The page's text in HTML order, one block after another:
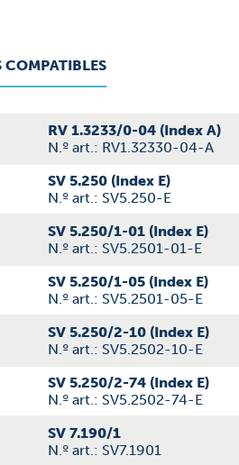
COMPATIBLES
RV 1.3233/0-04 (Index A)
N.º art.: RV1.32330-04-A
SV 5.250 (Index E)
N.º art.: SV5.250-E
SV 5.250/1-01 (Index E)
N.º art.: SV5.2501-01-E
SV 5.250/1-05 (Index E)
N.º art.: SV5.2501-05-E
SV 5.250/2-10 (Index E)
N.º art.: SV5.2502-10-E
SV 5.250/2-74 (Index E)
N.º art.: SV5.2502-74-E
SV 7.190/1
N.º art.: SV7.1901